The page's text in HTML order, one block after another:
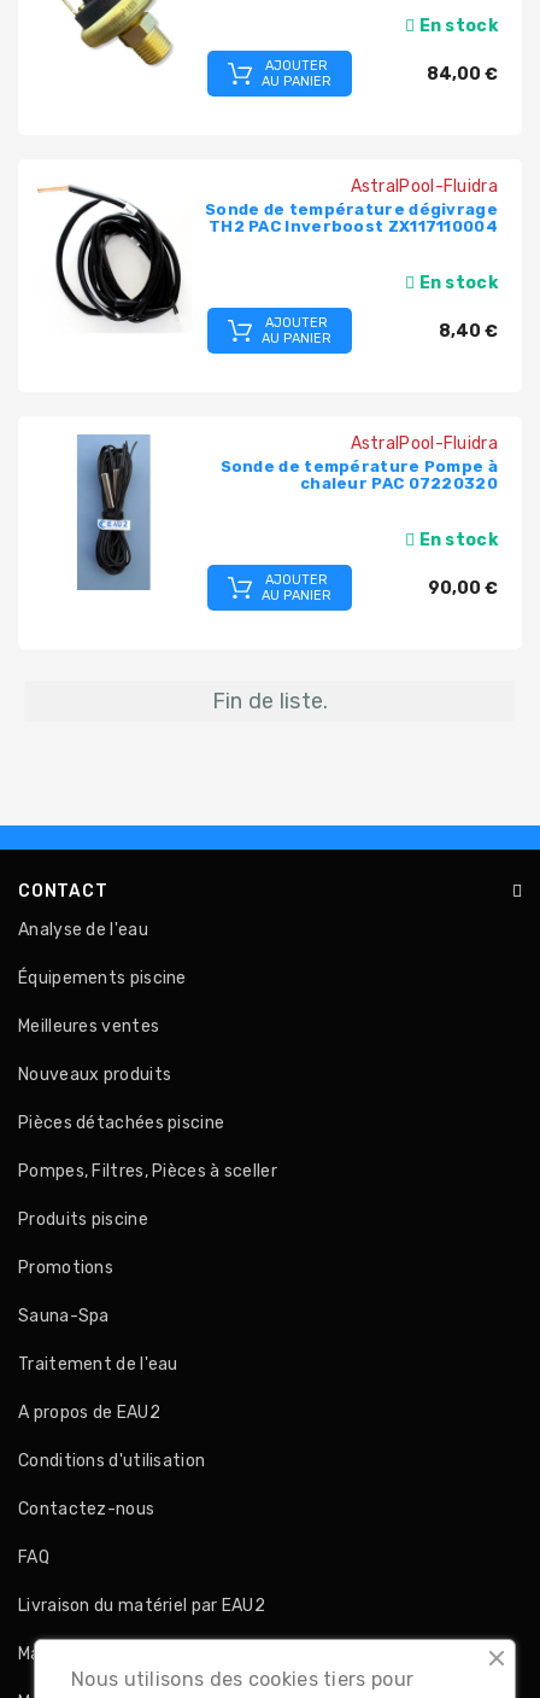
En stock
84,00 €
AJOUTER
AU PANIER
AstralPool-Fluidra
Sonde de température dégivrage
TH2 PAC Inverboost ZX117110004
En stock
8,40 €
AJOUTER
AU PANIER
AstralPool-Fluidra
Sonde de température Pompe à
chaleur PAC 07220320
En stock
90,00 €
AJOUTER
AU PANIER
Fin de liste.
CONTACT
Analyse de l'eau
Équipements piscine
Meilleures ventes
Nouveaux produits
Pièces détachées piscine
Pompes, Filtres, Pièces à sceller
Produits piscine
Promotions
Sauna-Spa
Traitement de l'eau
A propos de EAU2
Conditions d'utilisation
Contactez-nous
FAQ
Livraison du matériel par EAU2
Magasins
Nous utilisons des cookies tiers pour